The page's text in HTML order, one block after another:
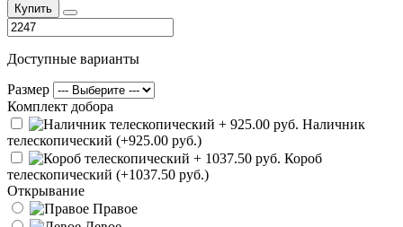
Купить
Доступные варианты
Размер
Комплект добора
Наличник
телескопический (+925.00 руб.)
Короб
телескопический (+1037.50 руб.)
Открывание
Правое